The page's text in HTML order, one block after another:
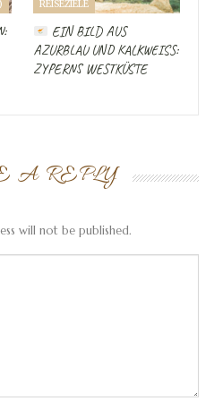
Ende der Insel. Macht
mir auch diese Stadt
PaphosundNikosia. Zwischen
REISEZIELE
EIN BILD AUS
AZURBLAU UND KALKWEISS: Z
YPERNS WESTKÜSTE
A REPLY
will not be published.